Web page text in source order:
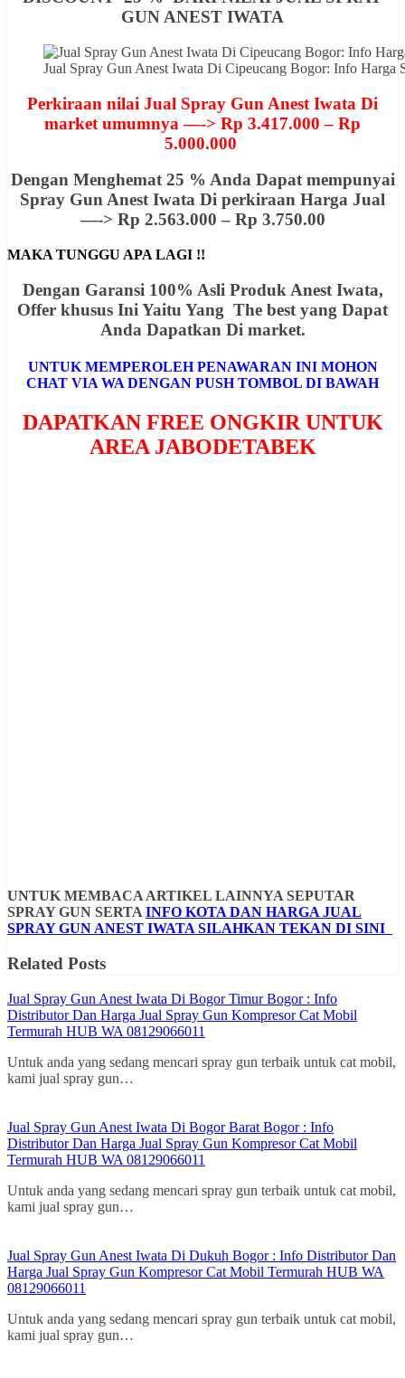
GUN ANEST IWATA
Jual Spray Gun Anest Iwata Di Cipeucang Bogor: Info Harga
Perkiraan nilai Jual Spray Gun Anest Iwata Di
market umumnya —-> Rp 3.417.000 – Rp
5.000.000
Dengan Menghemat 25 % Anda Dapat mempunyai
Spray Gun Anest Iwata Di perkiraan Harga Jual
—-> Rp 2.563.000 – Rp 3.750.00
MAKA TUNGGU APA LAGI !!
Dengan Garansi 100% Asli Produk Anest Iwata,
Offer khusus Ini Yaitu Yang The best yang Dapat
Anda Dapatkan Di market.
UNTUK MEMPEROLEH PENAWARAN INI MOHON
CHAT VIA WA DENGAN PUSH TOMBOL DI BAWAH
DAPATKAN FREE ONGKIR UNTUK
AREA JABODETABEK
UNTUK MEMBACA ARTIKEL LAINNYA SEPUTAR
SPRAY GUN SERTA INFO KOTA DAN HARGA JUAL
SPRAY GUN ANEST IWATA SILAHKAN TEKAN DI SINI
Related Posts
Jual Spray Gun Anest Iwata Di Bogor Timur Bogor : Info
Distributor Dan Harga Jual Spray Gun Kompresor Cat Mobil
Termurah HUB WA 08129066011
Untuk anda yang sedang mencari spray gun terbaik untuk cat mobil,
kami jual spray gun…
Jual Spray Gun Anest Iwata Di Bogor Barat Bogor : Info
Distributor Dan Harga Jual Spray Gun Kompresor Cat Mobil
Termurah HUB WA 08129066011
Untuk anda yang sedang mencari spray gun terbaik untuk cat mobil,
kami jual spray gun…
Jual Spray Gun Anest Iwata Di Dukuh Bogor : Info Distributor Dan
Harga Jual Spray Gun Kompresor Cat Mobil Termurah HUB WA
08129066011
Untuk anda yang sedang mencari spray gun terbaik untuk cat mobil,
kami jual spray gun…